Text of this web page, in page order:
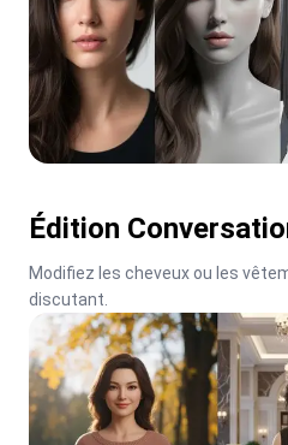
Édition
Modifiez les cheveux ou les
discutant.